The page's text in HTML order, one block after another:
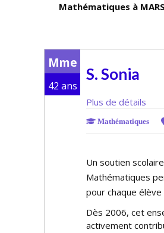
Mathématiques à
Mme
42 ans
S. Sonia
Plus de détails
Mathématiques
Un soutien
Mathématiques
pour chaque élève
Dès 2006, cet
activement